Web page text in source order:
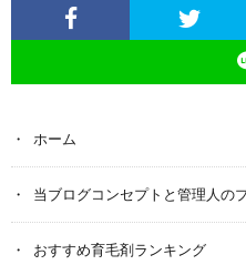
ホーム
当ブログコンセプトと管理人の
おすすめ育毛剤ランキング